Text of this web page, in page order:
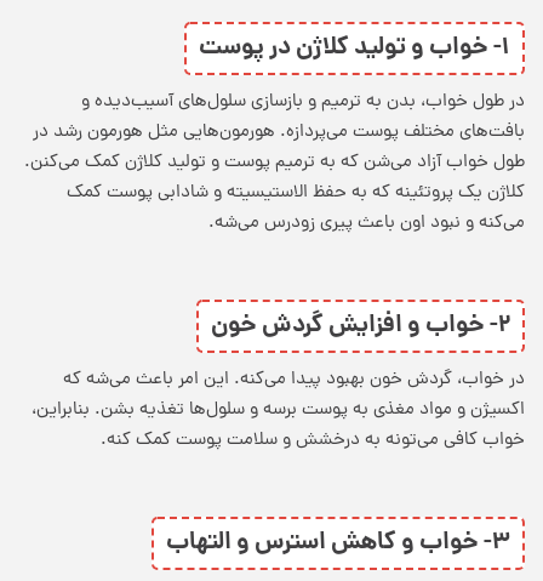
۱- خواب و تولید کلاژن در پوست
در طول خواب، بدن به ترمیم و بازسازی سلول‌های آسیب‌دیده و
بافت‌های مختلف پوست می‌پردازه. هورمون‌هایی مثل هورمون رشد در
طول خواب آزاد می‌شن که به ترمیم پوست و تولید کلاژن کمک می‌کنن.
کلاژن یک پروتئینه که به حفظ الاستیسیته و شادابی پوست کمک
می‌کنه و نبود اون باعث پیری زودرس می‌شه.
۲- خواب و افزایش گردش خون
در خواب، گردش خون بهبود پیدا می‌کنه. این امر باعث می‌شه که
اکسیژن و مواد مغذی به پوست برسه و سلول‌ها تغذیه بشن. بنابراین،
خواب کافی می‌تونه به درخشش و سلامت پوست کمک کنه.
۳- خواب و کاهش استرس و التهاب